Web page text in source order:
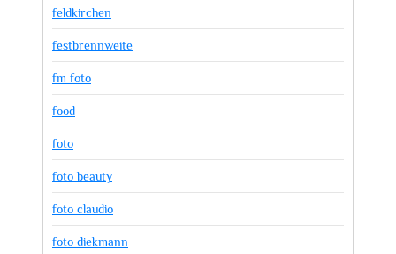
feldkirchen
festbrennweite
fm foto
food
foto
foto beauty
foto claudio
foto diekmann